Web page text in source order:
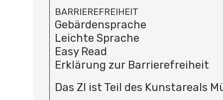
BARRIEREFREIHEIT
Gebärdensprache
Leichte Sprache
Easy Read
Erklärung zur Barrierefreiheit
Das ZI ist Teil des Kunstareals